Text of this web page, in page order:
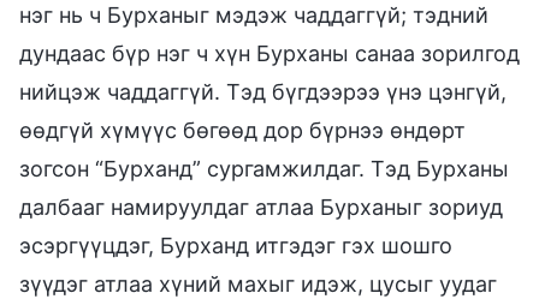
нэг нь ч Бурханыг мэдэж чаддаггүй; тэдний
дундаас бүр нэг ч хүн Бурханы санаа зорилгод
нийцэж чаддаггүй. Тэд бүгдээрээ үнэ цэнгүй,
өөдгүй хүмүүс бөгөөд дор бүрнээ өндөрт
зогсон “Бурханд” сургамжилдаг. Тэд Бурханы
далбааг намируулдаг атлаа Бурханыг зориуд
эсэргүүцдэг, Бурханд итгэдэг гэх шошго
зүүдэг атлаа хүний махыг идэж, цусыг уудаг